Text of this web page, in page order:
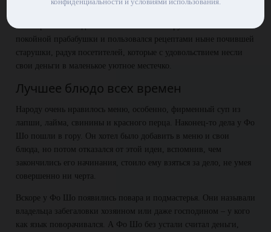
покойной прабабушки и пользовался рецептами ныне почившей
старушки, радуя посетителей, которые с удовольствием несли
свои деньги в маленькое уютное местечко.
Лучшее блюдо всех времен
Народу очень нравилось меню, особенно, фирменный суп из
лапши, лайма, свинины и красного перца. Наконец-то дела у Фо
Шо пошли в гору. Он хотел было добавить в меню и свои
блюда, но потом отказался от этой идеи, вспомнив, чем
закончились его начинания, стоило ему взяться за дело, не умея
совершенно ни черта.
Вскоре у Фо Шо появились повара и подмастерья. Они называли
владельца забегаловки хозяином или даже господином – у кого
как язык поворачивался. А Фо Шо без устали считал деньги,